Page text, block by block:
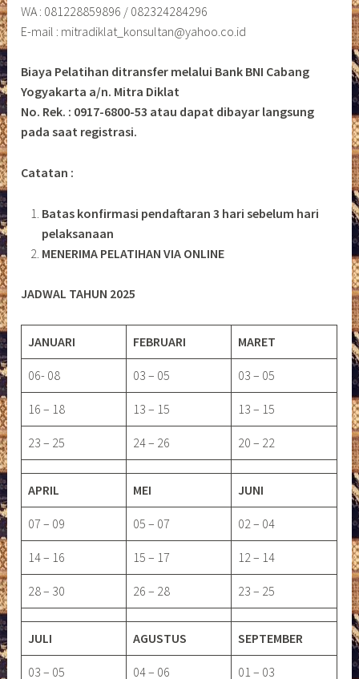
WA : 081228859896 / 082324284296
E-mail : mitradiklat_konsultan@yahoo.co.id
Biaya Pelatihan ditransfer melalui Bank BNI Cabang
Yogyakarta a/n. Mitra Diklat
No. Rek. : 0917-6800-53 atau dapat dibayar langsung
pada saat registrasi.
Catatan :
Batas konfirmasi pendaftaran 3 hari sebelum hari
pelaksanaan
MENERIMA PELATIHAN VIA ONLINE
JADWAL TAHUN 2025
JANUARI FEBRUARI MARET
06- 08 03 – 05 03 – 05
16 – 18 13 – 15 13 – 15
23 – 25 24 – 26 20 – 22
APRIL MEI JUNI
07 – 09 05 – 07 02 – 04
14 – 16 15 – 17 12 – 14
28 – 30 26 – 28 23 – 25
JULI AGUSTUS SEPTEMBER
03 – 05 04 – 06 01 – 03